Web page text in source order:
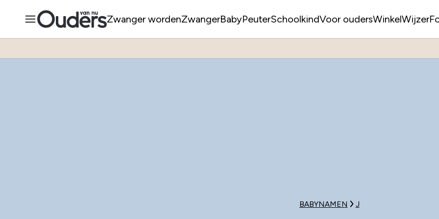
Zwanger wordenZwangerBabyPeuterSchoolkindVoor oudersWinkelWijzer
BABYNAMEN J